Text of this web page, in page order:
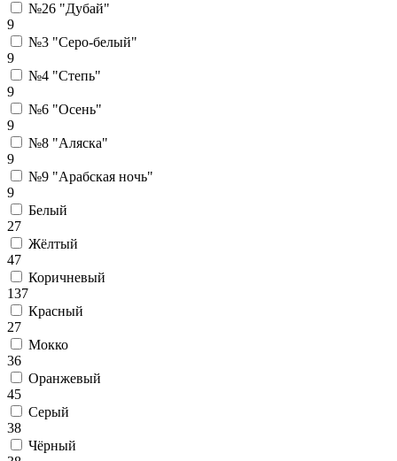
№26 "Дубай"
9
№3 "Серо-белый"
9
№4 "Степь"
9
№6 "Осень"
9
№8 "Аляска"
9
№9 "Арабская ночь"
9
Белый
27
Жёлтый
47
Коричневый
137
Красный
27
Мокко
36
Оранжевый
45
Серый
38
Чёрный